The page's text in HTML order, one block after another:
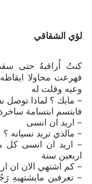
لؤي الشقاقي
كنتُ اُراقبهُ حتى
فهرعت محاولا
وعيه وقلت له
– مابك ؟ لماذا توصل
فابتسم ابتسامة
– اريد ان انسى
– مالذي تريد نسيانه ؟
– اريد ان انسى كل
اربعين سنة
– كم اشتهي الان ان
– تعرفين مايشتهيهِ